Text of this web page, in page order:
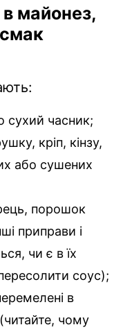
майонез,
сухий часник;
кріп, кінзу,
або сушених
порошок
приправи і
чи є в їх
соус);
в
чому